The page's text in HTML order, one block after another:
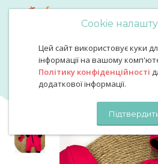
Cookie
Цей сайт використовує куки
інформації на вашому
Політику конфіденційності
додаткової інформації.
Ромпер фліс
Ромпер фліс
малиновий